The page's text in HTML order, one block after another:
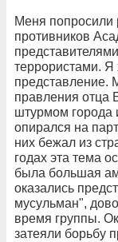
Меня попросили
противников
террористами. Я
представление.
правления отца
штурмом города
опирался на
них бежал из
годах эта тема
была большая
оказались
мусульман",
время группы.
затеяли борьбу